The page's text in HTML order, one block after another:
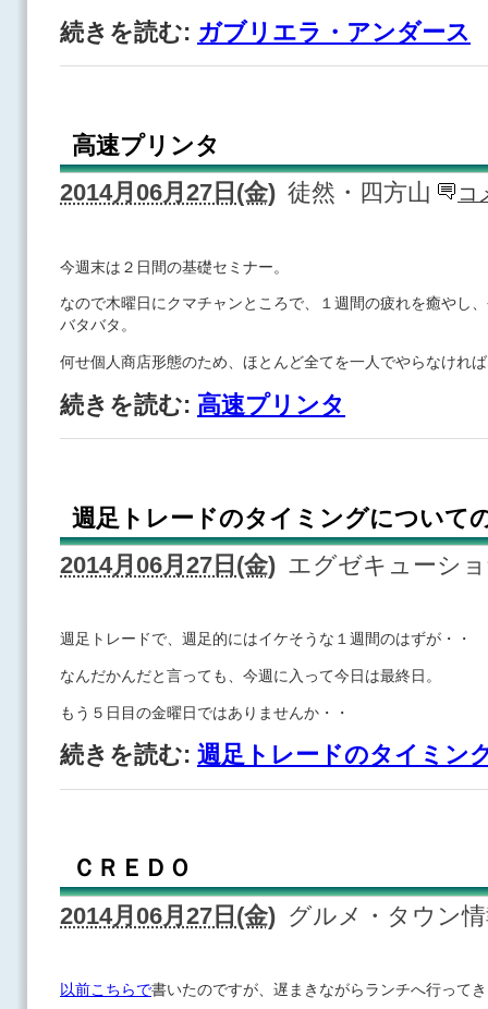
続きを読む: ガブリエラ・アンダース
高速プリンタ
2014月06月27日(金) 徒然・四方山 コ
今週末は２日間の基礎セミナー。
なので木曜日にクマチャンところで、１週間の疲れを癒やし
バタバタ。
何せ個人商店形態のため、ほとんど全てを一人でやらなけれ
続きを読む: 高速プリンタ
週足トレードのタイミングについて
2014月06月27日(金) エグゼキューシ
週足トレードで、週足的にはイケそうな１週間のはずが・・
なんだかんだと言っても、今週に入って今日は最終日。
もう５日目の金曜日ではありませんか・・
続きを読む: 週足トレードのタイミン
ＣＲＥＤＯ
2014月06月27日(金) グルメ・タウン
以前こちらで書いたのですが、遅まきながらランチへ行って